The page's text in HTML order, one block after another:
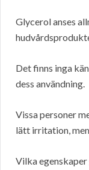
Glycerol anses
Det finns inga
dess användning.
Vissa personer
lätt irritation,
Vilka